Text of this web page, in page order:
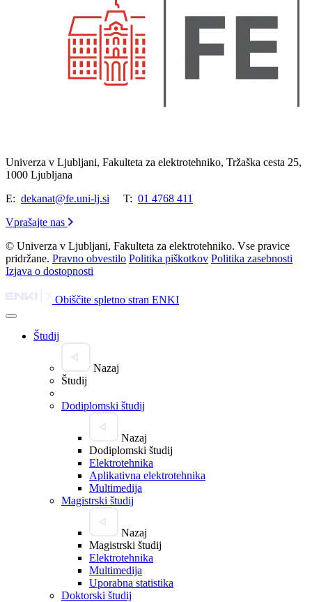
Univerza v Ljubljani, Fakulteta za elektrotehniko, Tržaška cesta 25,
1000 Ljubljana
E: dekanat@fe.uni-lj.si T: 01 4768 411
Vprašajte nas
© Univerza v Ljubljani, Fakulteta za elektrotehniko. Vse pravice
pridržane. Pravno obvestilo Politika piškotkov Politika zasebnosti
Izjava o dostopnosti
Obiščite spletno stran ENKI
Študij
Nazaj
Študij
Dodiplomski študij
Nazaj
Dodiplomski študij
Elektrotehnika
Aplikativna elektrotehnika
Multimedija
Magistrski študij
Nazaj
Magistrski študij
Elektrotehnika
Multimedija
Uporabna statistika
Doktorski študij